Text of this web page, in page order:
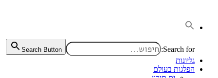
Search for:
Search Button
גליונות
הפלגות בעולם